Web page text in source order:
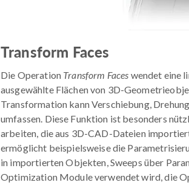
Transform Faces
Die Operation Transform Faces wendet eine
ausgewählte Flächen von 3D-
Transformation kann Verschiebung,
umfassen. Diese Funktion ist besonders
arbeiten, die aus 3D-CAD-Dateien
ermöglicht beispielsweise die
in importierten Objekten, Sweeps über
Optimization Module verwendet wird, die